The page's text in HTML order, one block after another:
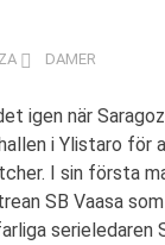
DAMER
igen när
i Ylistaro för
I sin första
SB Vaasa
serieledaren